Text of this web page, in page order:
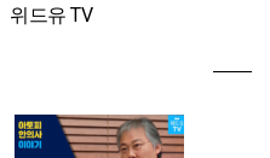
위드유 TV